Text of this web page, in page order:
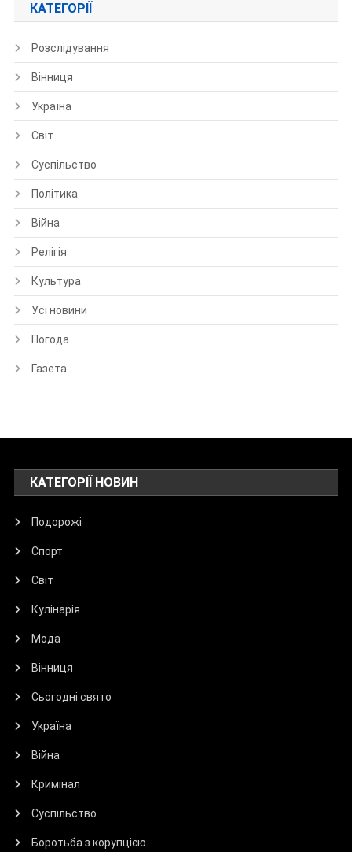
КАТЕГОРІЇ
Розслідування
Вінниця
Україна
Світ
Суспільство
Політика
Війна
Релігія
Культура
Усі новини
Погода
Газета
КАТЕГОРІЇ НОВИН
Подорожі
Спорт
Світ
Кулінарія
Мода
Вінниця
Сьогодні свято
Україна
Війна
Кримінал
Суспільство
Боротьба з корупцією